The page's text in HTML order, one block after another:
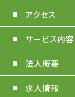
アクセス
サービス内容
法人概要
求人情報